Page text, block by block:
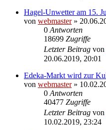
Hagel-Unwetter am 15.
von webmaster»
0 Antworten
18699 Zugriffe
Letzter Beitrag von
20.06.2019, 20:01
Edeka-Markt wird zur
von webmaster»
0 Antworten
40477 Zugriffe
Letzter Beitrag von
10.02.2019, 23:24